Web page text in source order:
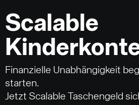
Scalable
Finanzielle Unabhängigkeit
starten.
Jetzt Scalable Taschengeld